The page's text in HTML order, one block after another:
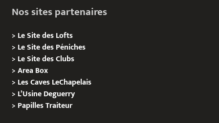
Nos sites partenaires
> Le Site des Lofts
> Le Site des Péniches
> Le Site des Clubs
>Area Box
> Les Caves LeChapelais
> L’Usine Deguerry
> PapillesTraiteur